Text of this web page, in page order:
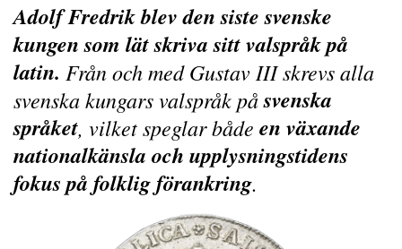
Adolf Fredrik blev den siste svenske
kungen som lät skriva sitt valspråk på
latin. Från och med Gustav III skrevs alla
svenska kungars valspråk påsvenska
språket, vilket speglar både en växande
nationalkänsla och upplysningstidens
fokus på folklig förankring.